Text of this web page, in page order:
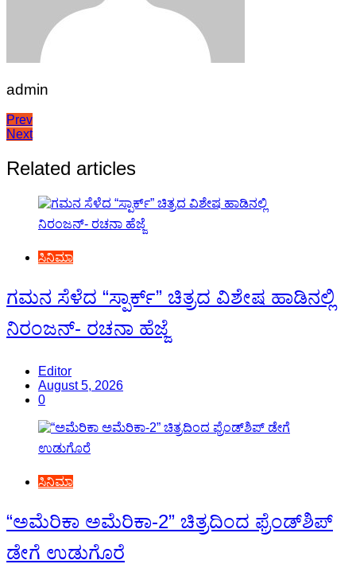
admin
Post
navigation
Prev
Next
Related articles
ಸಿನಿಮಾ
ಗಮನ ಸೆಳೆದ “ಸ್ಪಾರ್ಕ್” ಚಿತ್ರದ ವಿಶೇಷ ಹಾಡಿನಲ್ಲಿ
ನಿರಂಜನ್- ರಚನಾ ಹೆಜ್ಜೆ
Editor
August 5, 2026
0
ಸಿನಿಮಾ
“ಅಮೆರಿಕಾ ಅಮೆರಿಕಾ-2” ಚಿತ್ರದಿಂದ ಫ್ರೆಂಡ್‍ಶಿಪ್
ಡೇಗೆ ಉಡುಗೊರೆ